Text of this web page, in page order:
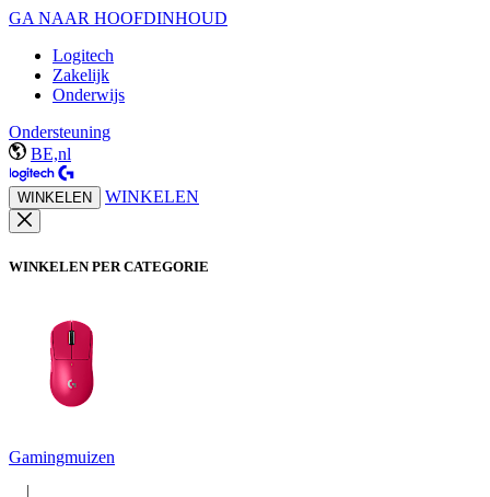
GA NAAR HOOFDINHOUD
Logitech
Zakelijk
Onderwijs
Ondersteuning
BE,nl
WINKELEN WINKELEN
WINKELEN PER CATEGORIE
Gamingmuizen